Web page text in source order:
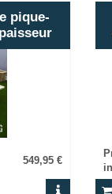
pique-
549,95 €